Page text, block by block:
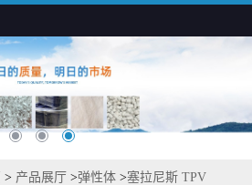
> 产品展厅 >弹性体 >塞拉尼斯 TPV